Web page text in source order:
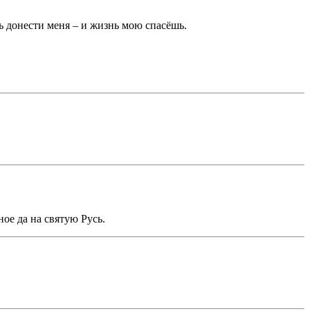
донести меня – и жизнь мою спасёшь.
да на святую Русь.